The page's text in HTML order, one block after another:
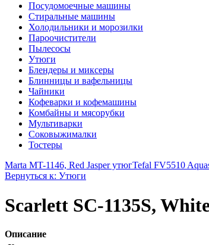
Посудомоечные машины
Стиральные машины
Холодильники и морозилки
Пароочистители
Пылесосы
Утюги
Блендеры и миксеры
Блинницы и вафельницы
Чайники
Кофеварки и кофемашины
Комбайны и мясорубки
Мультиварки
Соковыжималки
Тостеры
Marta MT-1146, Red Jasper утюгTefal FV5510
Вернуться к: Утюги
Scarlett SC-1135S,
Описание